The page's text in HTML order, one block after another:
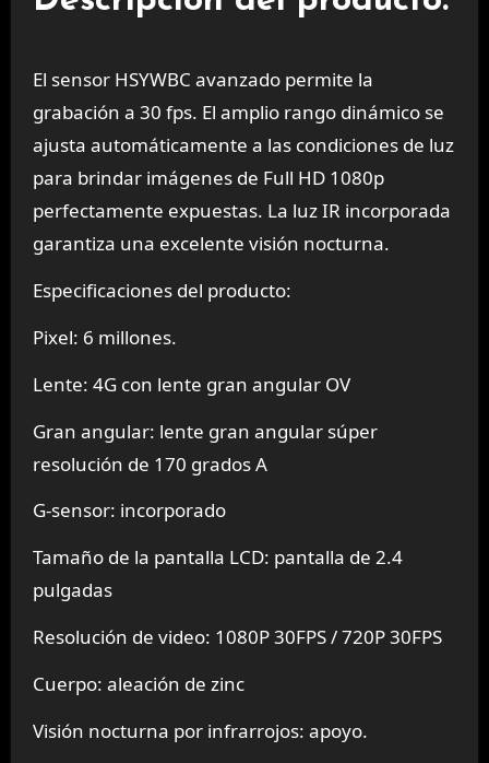
El sensor HSYWBC avanzado permite la
grabación a 30 fps. El amplio rango dinámico se
ajusta automáticamente a las condiciones de luz
para brindar imágenes de Full HD 1080p
perfectamente expuestas. La luz IR incorporada
garantiza una excelente visión nocturna.
Especificaciones del producto:
Pixel: 6 millones.
Lente: 4G con lente gran angular OV
Gran angular: lente gran angular súper
resolución de 170 grados A
G-sensor: incorporado
Tamaño de la pantalla LCD: pantalla de 2.4
pulgadas
Resolución de video: 1080P 30FPS / 720P 30FPS
Cuerpo: aleación de zinc
Visión nocturna por infrarrojos: apoyo.